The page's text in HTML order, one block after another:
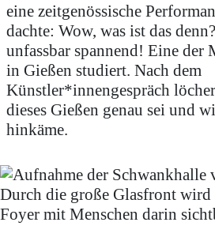
eine zeitgenössische
dachte: Wow, was ist das
unfassbar spannend! Eine der
in Gießen studiert. Nach dem
Künstler*innengespräch
dieses Gießen genau sei und
hinkäme.